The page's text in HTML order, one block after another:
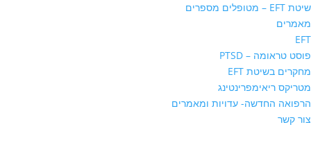
שיטת EFT – מטופלים מספרים
מאמרים
EFT
פוסט טראומה – PTSD
מחקרים בשיטת EFT
מטריקס ריאימפרינטינג
הרפואה החדשה- עדויות ומאמרים
צור קשר